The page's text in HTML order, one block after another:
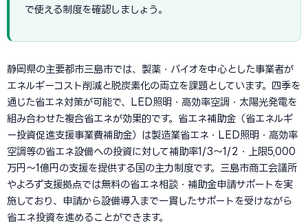
で使える制度を確認しましょう。
静岡県の主要都市三島市では、製薬・バイオを中心とした事業者が
エネルギーコスト削減と脱炭素化の両立を課題としています。四季を
通じた省エネ対策が可能で、LED照明・高効率空調・太陽光発電を
組み合わせた複合省エネが効果的です。省エネ補助金（省エネルギ
ー投資促進支援事業費補助金）は製造業省エネ・LED照明・高効率
空調等の省エネ設備への投資に対して補助率1/3〜1/2・上限5,000
万円〜1億円の支援を提供する国の主力制度です。三島市商工会議所
やよろず支援拠点では無料の省エネ相談・補助金申請サポートを実
施しており、申請から設備導入まで一貫したサポートを受けながら
省エネ投資を進めることができます。